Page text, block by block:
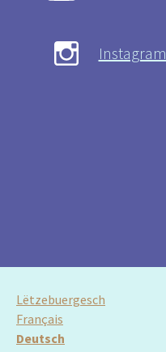
Instagram
Lëtzebuergesch
Français
Deutsch